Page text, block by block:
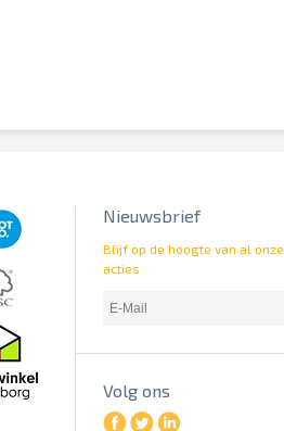
Nieuwsbrief
Blijf op de hoogte van al onze
acties
Volg ons